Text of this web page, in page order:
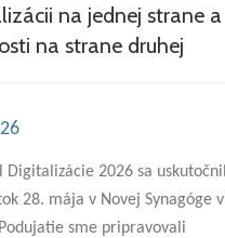
na jednej strane a
na strane druhej
Digitalizácie 2026 sa uskutočnil
28. mája v Novej Synagóge v
sme pripravovali